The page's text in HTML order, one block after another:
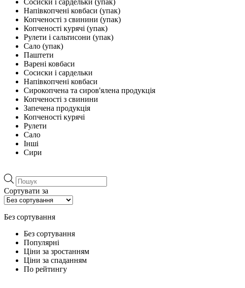
Сосиски і сардельки (упак)
Напівкопчені ковбаси (упак)
Копченості з свинини (упак)
Копченості курячі (упак)
Рулети і сальтисони (упак)
Сало (упак)
Паштети
Варені ковбаси
Сосиски і сардельки
Напівкопчені ковбаси
Сирокопчена та сиров'ялена продукція
Копченості з свинини
Запечена продукція
Копченості курячі
Рулети
Сало
Інші
Сири
Пошук
товарів
Сортувати за
Без сортування
Без сортування
Популярні
Ціни за зростанням
Ціни за спаданням
По рейтингу